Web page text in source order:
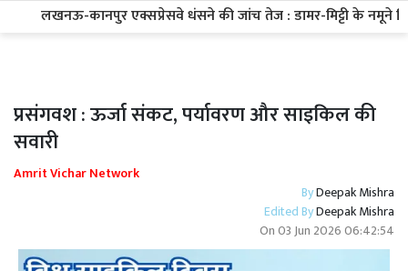
लखनऊ-कानपुर एक्सप्रेसवे धंसने की जांच तेज : डामर-मिट्टी के नमूने
प्रसंगवश : ऊर्जा संकट, पर्यावरण और साइकिल की
सवारी
Amrit Vichar Network
ByDeepak Mishra
Edited ByDeepak Mishra
On03 Jun 2026 06:42:54